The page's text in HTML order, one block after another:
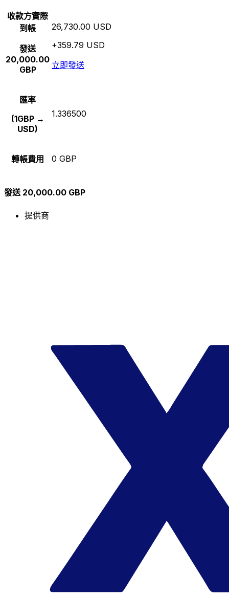
收款方實際
到帳
發送
20,000.00
GBP
26,730.00 USD
+359.79 USD
立即發送
匯率
(1GBP →
USD)
1.336500
轉帳費用 0 GBP
發送 20,000.00 GBP
提供商